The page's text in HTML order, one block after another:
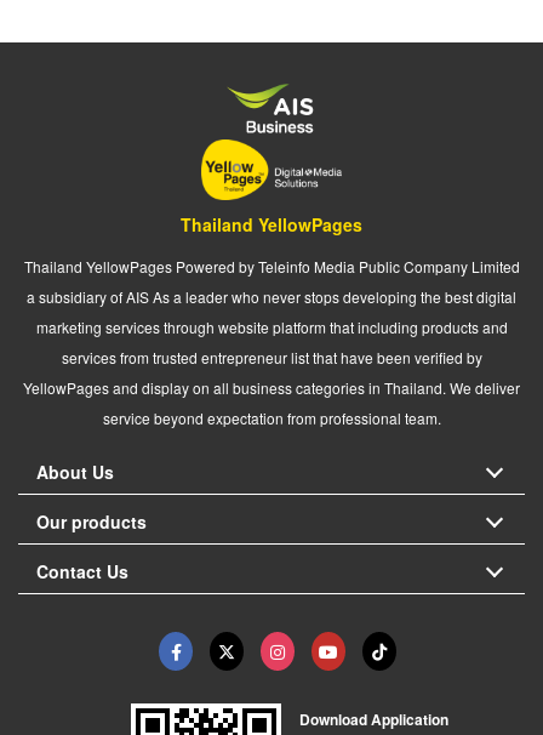
Thailand YellowPages
Thailand YellowPages Powered by Teleinfo Media Public Company Limited
a subsidiary of AIS As a leader who never stops developing the best digital
marketing services through website platform that including products and
services from trusted entrepreneur list that have been verified by
YellowPages and display on all business categories in Thailand. We deliver
service beyond expectation from professional team.
About Us
Our products
Contact Us
Download Application